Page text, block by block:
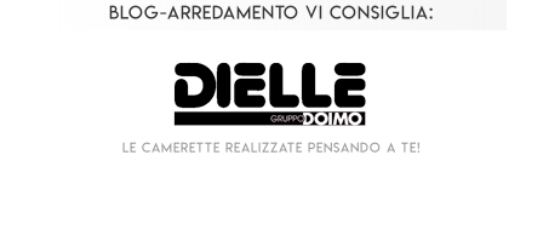
Blog-Arredamento vi consiglia: